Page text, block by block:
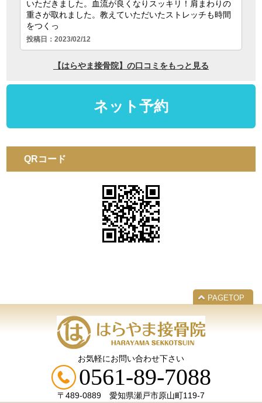
QRコード
PAGETOP
お気軽にお問い合わせ下さい
0561-89-7088
〒489-0889 愛知県瀬戸市原山町119-7